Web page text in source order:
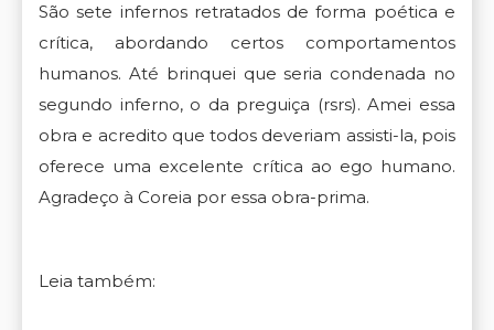
São sete infernos retratados de forma poética e
crítica, abordando certos comportamentos
humanos. Até brinquei que seria condenada no
segundo inferno, o da preguiça (rsrs). Amei essa
obra e acredito que todos deveriam assisti-la, pois
oferece uma excelente crítica ao ego humano.
Agradeço à Coreia por essa obra-prima.
Leia também: